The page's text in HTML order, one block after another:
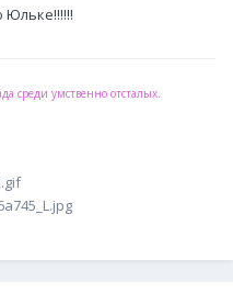
среди умственно отсталых.